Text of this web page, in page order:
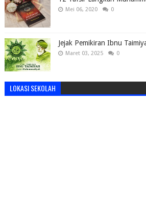
Mei 06, 2020 0
Jejak Pemikiran Ibnu
Maret 03, 2025 0
LOKASI SEKOLAH